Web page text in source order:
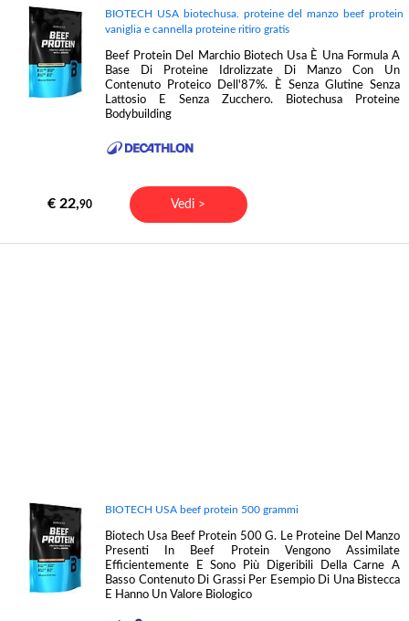
BIOTECH USA biotechusa. proteine del manzo beef protein
vaniglia e cannella proteine ritiro gratis
Beef Protein Del Marchio Biotech Usa È Una Formula A
Base Di Proteine Idrolizzate Di Manzo Con Un
Contenuto Proteico Dell'87%. È Senza Glutine Senza
Lattosio E Senza Zucchero. Biotechusa Proteine
Bodybuilding
€ 22,90 Vedi >
BIOTECH USA beef protein 500 grammi
Biotech Usa Beef Protein 500 G. Le Proteine Del Manzo
Presenti In Beef Protein Vengono Assimilate
Efficientemente E Sono Più Digeribili Della Carne A
Basso Contenuto Di Grassi Per Esempio Di Una Bistecca
E Hanno Un Valore Biologico